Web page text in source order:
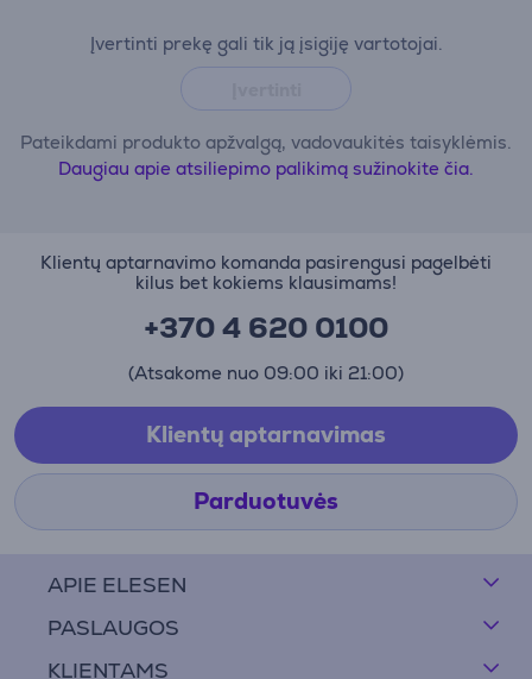
Įvertinti prekę gali tik ją įsigiję vartotojai.
Pateikdami produkto apžvalgą, vadovaukitės taisyklėmis.
Daugiau apie atsiliepimo palikimą sužinokite čia.
APIE ELESEN
PASLAUGOS
KLIENTAMS
Klientų aptarnavimo komanda pasirengusi pagelbėti
kilus bet kokiems klausimams!
+370 4 620 0100
(Atsakome nuo 09:00 iki 21:00)
Klientų aptarnavimas
Parduotuvės